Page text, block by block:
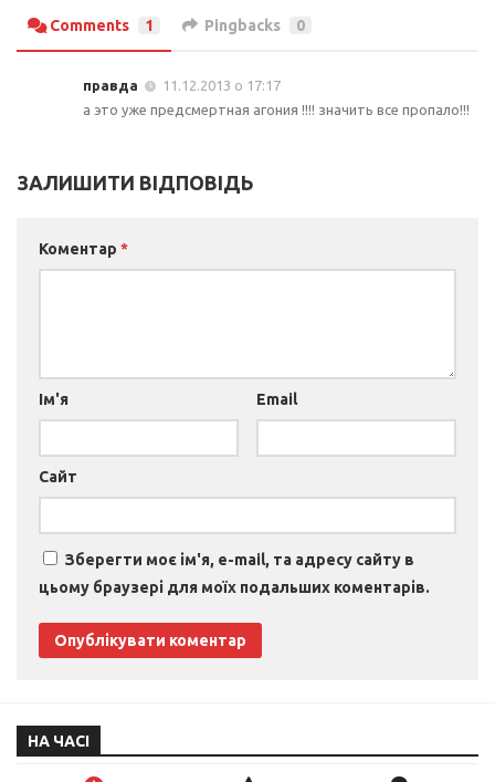
Comments 1 Pingbacks 0
правда
11.12.2013 о 17:17
а это уже предсмертная агония !!!! значить все пропало!!!
ЗАЛИШИТИ ВІДПОВІДЬ
Коментар *
Ім'я Email
Сайт
Зберегти моє ім'я, e-mail, та адресу сайту в
цьому браузері для моїх подальших коментарів.
НА ЧАСІ